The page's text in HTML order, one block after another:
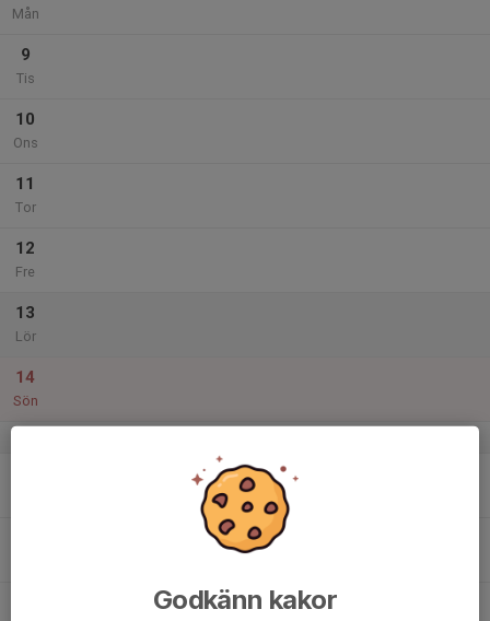
Mån
9
Tis
10
Ons
11
Tor
12
Fre
13
Lör
14
Sön
Godkänn kakor